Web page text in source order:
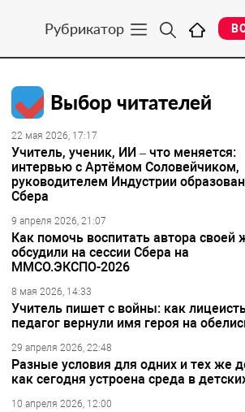
Рубрикатор
Выбор читателей
22 мая 2026, 17:17
Учитель, ученик, ИИ – что меняется:
интервью с Артёмом Соловейчиком,
руководителем Индустрии
Сбера
9 апреля 2026, 21:07
Как помочь воспитать автора своей
обсудили на сессии Сбера на
ММСО.ЭКСПО-2026
8 мая 2026, 14:33
Учитель пишет с войны: как
педагог вернули имя героя на
29 апреля 2026, 22:48
Разные условия для одних и тех же
как сегодня устроена среда в
10 апреля 2026, 12:00